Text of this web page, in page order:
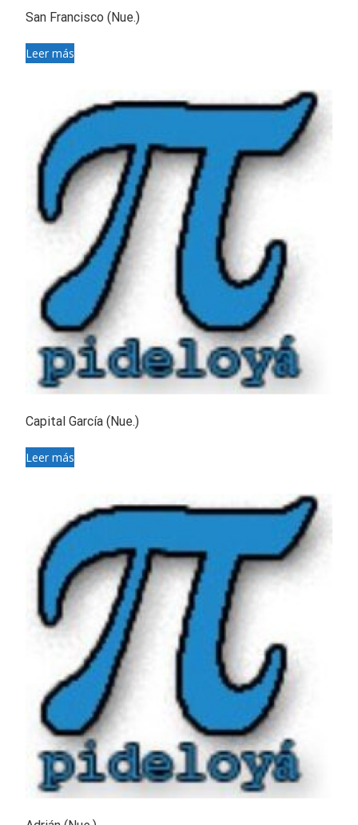
San Francisco (Nue.)
Leer más
Capital García (Nue.)
Leer más